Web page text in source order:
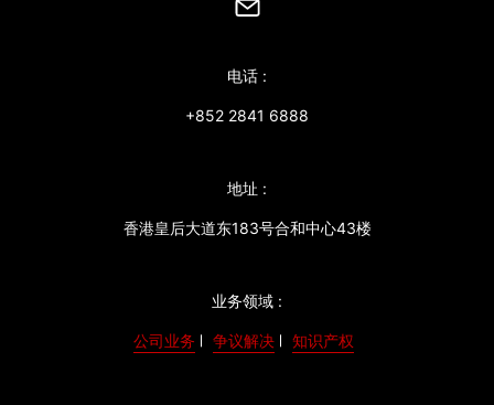
电话 :
+852 2841 6888
地址 :
香港皇后大道东183号合和中心43楼
业务领域 :
公司业务 争议解决 知识产权